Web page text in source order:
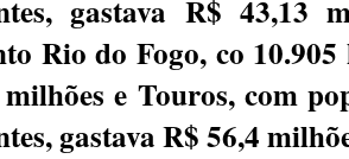
gastava R$ 43,13
Rio do Fogo, co
e Touros, com
gastava R$ 56,4